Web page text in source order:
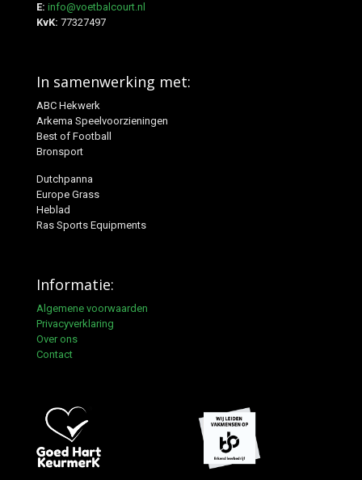
E: info@voetbalcourt.nl
KvK: 77327497
In samenwerking met:
ABC Hekwerk
Arkema Speelvoorzieningen
Best of Football
Bronsport
Dutchpanna
Europe Grass
Heblad
Ras Sports Equipments
Informatie:
Algemene voorwaarden
Privacyverklaring
Over ons
Contact